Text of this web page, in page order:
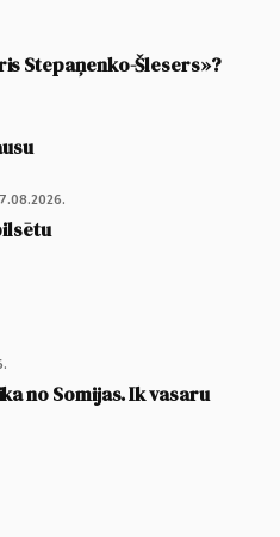
Stepaņenko-Šlesers»?
no Somijas. Ik vasaru